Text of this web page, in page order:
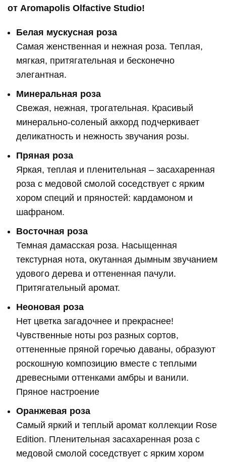
от Aromapolis Olfactive Studio!
Белая мускусная роза
Самая женственная и нежная роза. Теплая,
мягкая, притягательная и бесконечно
элегантная.
Минеральная роза
Свежая, нежная, трогательная. Красивый
минерально-соленый аккорд подчеркивает
деликатность и нежность звучания розы.
Пряная роза
Яркая, теплая и пленительная – засахаренная
роза с медовой смолой соседствует с ярким
хором специй и пряностей: кардамоном и
шафраном.
Восточная роза
Темная дамасская роза. Насыщенная
текстурная нота, окутанная дымным звучанием
удового дерева и оттененная пачули.
Притягательный аромат.
Неоновая роза
Нет цветка загадочнее и прекраснее!
Чувственные ноты роз разных сортов,
оттененные пряной горечью даваны, образуют
роскошную композицию вместе с теплыми
древесными оттенками амбры и ванили.
Пряное настроение
Оранжевая роза
Самый яркий и теплый аромат коллекции Rose
Edition. Пленительная засахаренная роза с
медовой смолой соседствует с ярким хором